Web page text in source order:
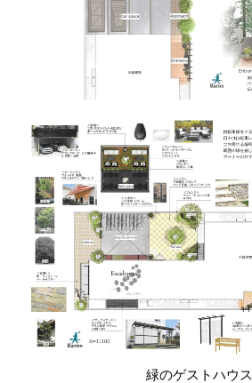
緑のゲストハウス